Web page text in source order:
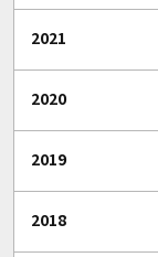
2021
2020
2019
2018